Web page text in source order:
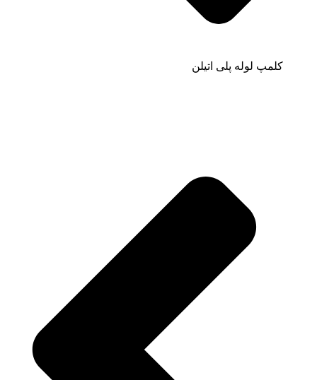
کلمپ لوله پلی اتیلن